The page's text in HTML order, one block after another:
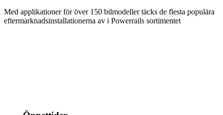
Med applikationer för över 150 bilmodeller täcks de flesta populära
eftermarknadsinstallationerna av i Powerrails sortimentet